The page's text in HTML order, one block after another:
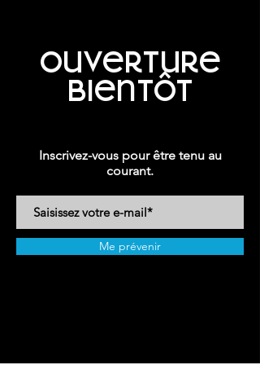
Ouverture
bientôt
Inscrivez-vous pour être tenu au
courant.
Me prévenir